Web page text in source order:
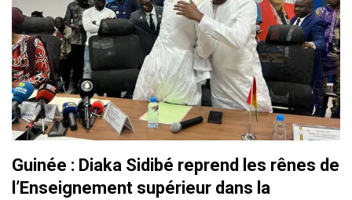
Guinée : Diaka Sidibé reprend les rênes de
l’Enseignement supérieur dans la